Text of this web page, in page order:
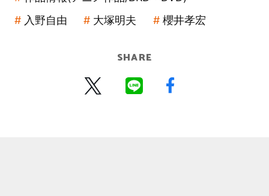
入野自由
大塚明夫 櫻井孝宏
SHARE